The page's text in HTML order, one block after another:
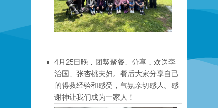
4月25日晚，团契聚餐、分享，欢送李
治国、张杏桃夫妇。餐后大家分享自己
的得救经验和感受，气氛亲切感人。感
谢神让我们成为一家人！